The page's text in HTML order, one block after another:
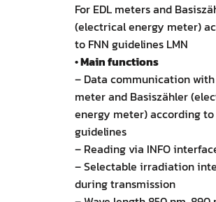
For EDL meters and
(electrical energy meter)
to FNN guidelines LMN
• Main functions
– Data communication with
meter and Basiszähler
energy meter) according to
guidelines
– Reading via INFO
– Selectable irradiation
during transmission